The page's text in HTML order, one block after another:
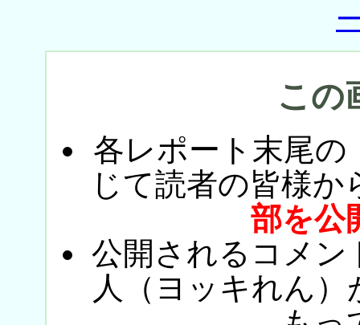
この
各レポート末尾の
じて読者の皆様か
部を公
公開されるコメン
人（ヨッキれん